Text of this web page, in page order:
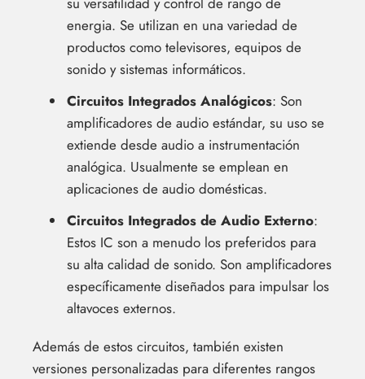
energia. Se utilizan en una variedad de
productos como televisores, equipos de
sonido y sistemas informáticos.
Circuitos Integrados Analógicos: Son
amplificadores de audio estándar, su uso se
extiende desde audio a instrumentación
analógica. Usualmente se emplean en
aplicaciones de audio domésticas.
Circuitos Integrados de Audio Externo:
Estos IC son a menudo los preferidos para
su alta calidad de sonido. Son amplificadores
específicamente diseñados para impulsar los
altavoces externos.
Además de estos circuitos, también existen
versiones personalizadas para diferentes rangos